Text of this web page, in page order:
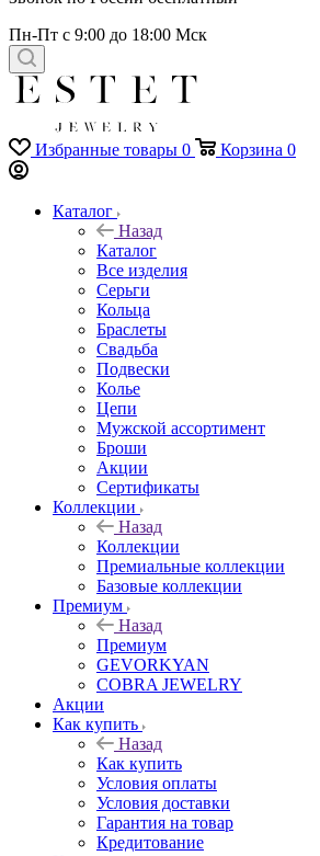
Пн-Пт с 9:00 до 18:00 Мск
Избранные товары 0 Корзина 0
Каталог
Назад
Каталог
Все изделия
Серьги
Кольца
Браслеты
Свадьба
Подвески
Колье
Цепи
Мужской ассортимент
Броши
Акции
Сертификаты
Коллекции
Назад
Коллекции
Премиальные коллекции
Базовые коллекции
Премиум
Назад
Премиум
GEVORKYAN
COBRA JEWELRY
Акции
Как купить
Назад
Как купить
Условия оплаты
Условия доставки
Гарантия на товар
Кредитование